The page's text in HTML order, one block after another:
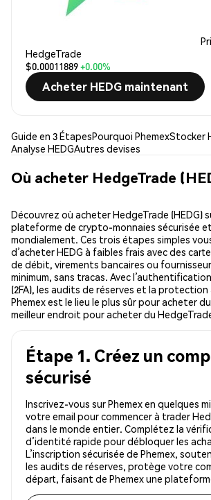
HedgeTrade
$0.00011889+0.00%
Acheter HEDG maintenant
Guide en 3 ÉtapesPourquoi PhemexStocker
Analyse HEDGAutres devises
Où acheter HedgeTrade
Découvrez où acheter HedgeTrade (HEDG)
plateforme de crypto-monnaies sécurisée
mondialement. Ces trois étapes simples
d’acheter HEDG à faibles frais avec des
de débit, virements bancaires ou
minimum, sans tracas. Avec
(2FA), les audits de réserves et la
Phemex est le lieu le plus sûr pour acheter
meilleur endroit pour acheter du
Étape 1. Créez un
sécurisé
Inscrivez-vous sur Phemex en quelques
votre email pour commencer à trader
dans le monde entier. Complétez la
d’identité rapide pour débloquer les
L’inscription sécurisée de Phemex,
les audits de réserves, protège votre
départ, faisant de Phemex une